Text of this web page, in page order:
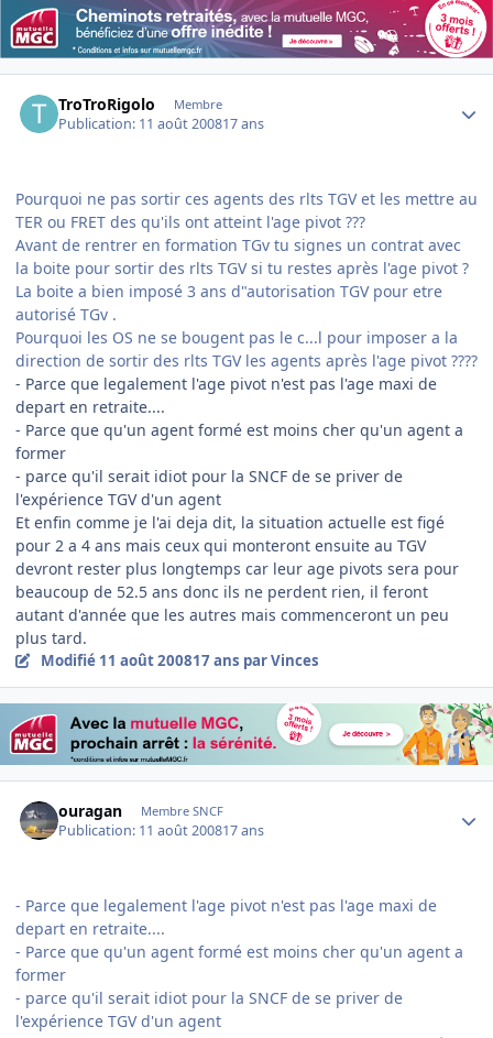
TroTroRigolo Membre
Publication: 11 août 200817 ans
Pourquoi ne pas sortir ces agents des rlts TGV et les mettre au
TER ou FRET des qu'ils ont atteint l'age pivot ???
Avant de rentrer en formation TGv tu signes un contrat avec
la boite pour sortir des rlts TGV si tu restes après l'age pivot ?
La boite a bien imposé 3 ans d"autorisation TGV pour etre
autorisé TGv .
Pourquoi les OS ne se bougent pas le c...l pour imposer a la
direction de sortir des rlts TGV les agents après l'age pivot ????
- Parce que legalement l'age pivot n'est pas l'age maxi de
depart en retraite....
- Parce que qu'un agent formé est moins cher qu'un agent a
former
- parce qu'il serait idiot pour la SNCF de se priver de
l'expérience TGV d'un agent
Et enfin comme je l'ai deja dit, la situation actuelle est figé
pour 2 a 4 ans mais ceux qui monteront ensuite au TGV
devront rester plus longtemps car leur age pivots sera pour
beaucoup de 52.5 ans donc ils ne perdent rien, il feront
autant d'année que les autres mais commenceront un peu
plus tard.
Modifié 11 août 200817 ans par Vinces
ouragan Membre SNCF
Publication: 11 août 200817 ans
- Parce que legalement l'age pivot n'est pas l'age maxi de
depart en retraite....
- Parce que qu'un agent formé est moins cher qu'un agent a
former
- parce qu'il serait idiot pour la SNCF de se priver de
l'expérience TGV d'un agent